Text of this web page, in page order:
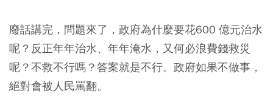
廢話講完，問題來了，政府為什麼要花600 億元治水
呢？反正年年治水、年年淹水，又何必浪費錢救災
呢？不救不行嗎？答案就是不行。政府如果不做事，
絕對會被人民罵翻。